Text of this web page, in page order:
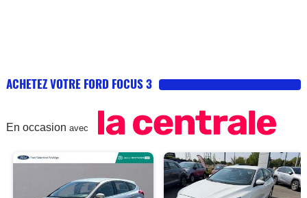
ACHETEZ VOTRE FORD FOCUS 3
En occasion avec